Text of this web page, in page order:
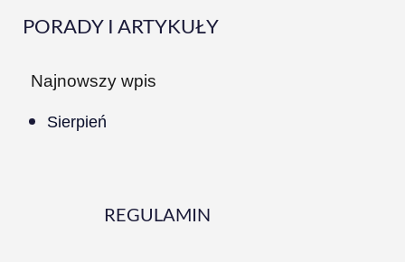
PORADY I ARTYKUŁY
Najnowszy wpis
Sierpień
REGULAMIN